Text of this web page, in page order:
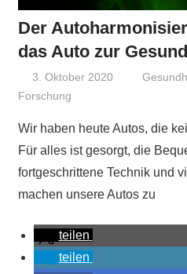
Der
das Auto zur
3. Oktober 2020 Niki Vogt
Forschung
Wir haben heute Autos, die
Für alles ist gesorgt, die
fortgeschrittene Technik und
machen unsere Autos zu
teilen
teilen